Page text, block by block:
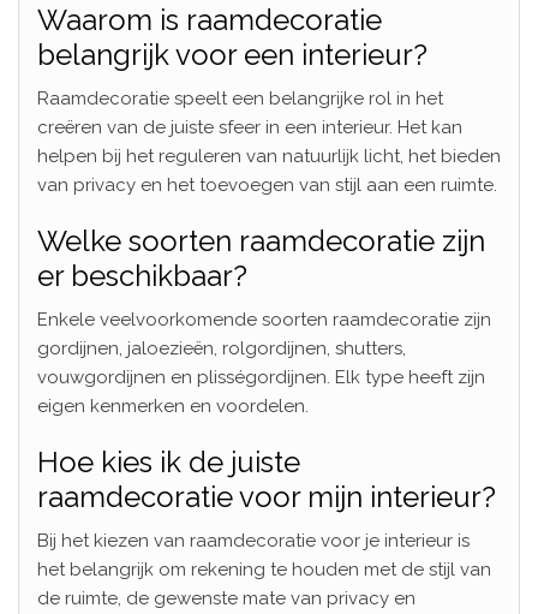
Waarom is raamdecoratie
belangrijk voor een interieur?
Raamdecoratie speelt een belangrijke rol in het
creëren van de juiste sfeer in een interieur. Het kan
helpen bij het reguleren van natuurlijk licht, het bieden
van privacy en het toevoegen van stijl aan een ruimte.
Welke soorten raamdecoratie zijn
er beschikbaar?
Enkele veelvoorkomende soorten raamdecoratie zijn
gordijnen, jaloezieën, rolgordijnen, shutters,
vouwgordijnen en plisségordijnen. Elk type heeft zijn
eigen kenmerken en voordelen.
Hoe kies ik de juiste
raamdecoratie voor mijn interieur?
Bij het kiezen van raamdecoratie voor je interieur is
het belangrijk om rekening te houden met de stijl van
de ruimte, de gewenste mate van privacy en